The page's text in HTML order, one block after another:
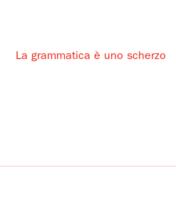
La grammatica è uno scherzo